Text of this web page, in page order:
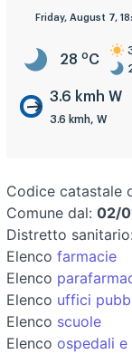
Friday, August 7,
28 oC
3.6 kmh W
3.6 kmh, W
kmh
8:00
3.6 kmh
Codice catastale
Comune dal: 02/
Distretto sanitario:
Elenco farmacie
Elenco
Elenco uffici
Elenco scuole
Elenco ospedali